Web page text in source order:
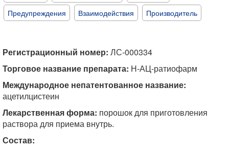
Предупреждения
Взаимодействия Производитель
Регистрационный номер: ЛС-000334
Торговое название препарата: Н-АЦ-ратиофарм
Международное непатентованное название:
ацетилцистеин
Лекарственная форма: порошок для приготовления
раствора для приема внутрь.
Состав: